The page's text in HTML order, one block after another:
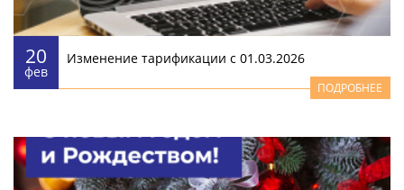
20
фев
Изменение тарификации с 01.03.2026
ПОДРОБНЕЕ